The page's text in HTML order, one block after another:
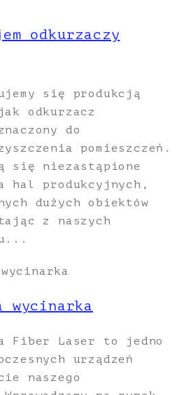
odkurzaczy
się produkcją
odkurzacz
do
pomieszczeń.
się niezastąpione
hal produkcyjnych,
dużych obiektów
z naszych
u...
wycinarka
Fiber Laser to jedno
urządzeń
naszego